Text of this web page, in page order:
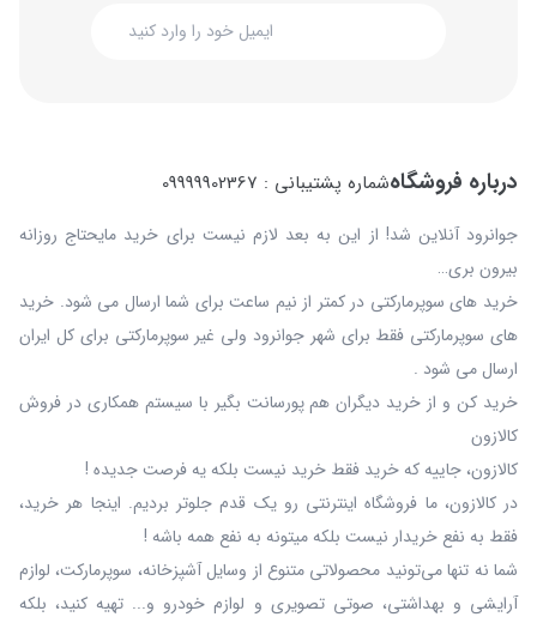
درباره فروشگاهشماره پشتیبانی : 09999902367
جوانرود آنلاین شد! از این به بعد لازم نیست برای خرید مایحتاج روزانه
بیرون بری…
خرید های سوپرمارکتی در کمتر از نیم ساعت برای شما ارسال می شود. خرید
های سوپرمارکتی فقط برای شهر جوانرود ولی غیر سوپرمارکتی برای کل ایران
ارسال می شود .
خرید کن و از خرید دیگران هم پورسانت بگیر با سیستم همکاری در فروش
کالازون
کالازون، جاییه که خرید فقط خرید نیست بلکه یه فرصت جدیده !
در کالازون، ما فروشگاه اینترنتی رو یک قدم جلوتر بردیم. اینجا هر خرید،
فقط به نفع خریدار نیست بلکه میتونه به نفع همه باشه !
شما نه‌ تنها می‌تونید محصولاتی متنوع از وسایل آشپزخانه، سوپرمارکت، لوازم
آرایشی و بهداشتی، صوتی تصویری و لوازم خودرو و... تهیه کنید، بلکه